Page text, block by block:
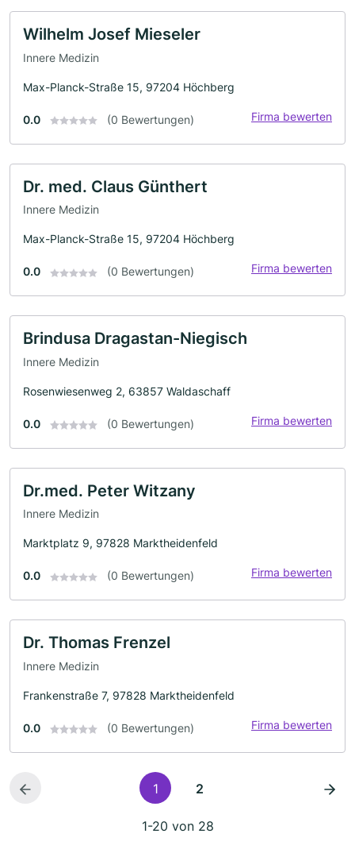
Wilhelm Josef Mieseler
Innere Medizin
Max-Planck-Straße 15, 97204 Höchberg
0.0 (0 Bewertungen) Firma bewerten
Dr. med. Claus Günthert
Innere Medizin
Max-Planck-Straße 15, 97204 Höchberg
0.0 (0 Bewertungen) Firma bewerten
Brindusa Dragastan-Niegisch
Innere Medizin
Rosenwiesenweg 2, 63857 Waldaschaff
0.0 (0 Bewertungen) Firma bewerten
Dr.med. Peter Witzany
Innere Medizin
Marktplatz 9, 97828 Marktheidenfeld
0.0 (0 Bewertungen) Firma bewerten
Dr. Thomas Frenzel
Innere Medizin
Frankenstraße 7, 97828 Marktheidenfeld
0.0 (0 Bewertungen) Firma bewerten
1 2
1-20 von 28